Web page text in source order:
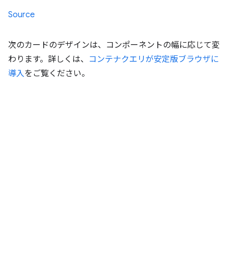
Source
次のカードのデザインは、コンポーネントの幅に応じて変
わります。詳しくは、 コンテナクエリが安定版ブラウザに
導入をご覧ください。